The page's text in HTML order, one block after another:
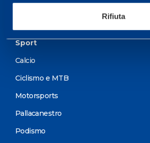
Rifiuta
Sport
Calcio
Ciclismo e MTB
Motorsports
Pallacanestro
Podismo